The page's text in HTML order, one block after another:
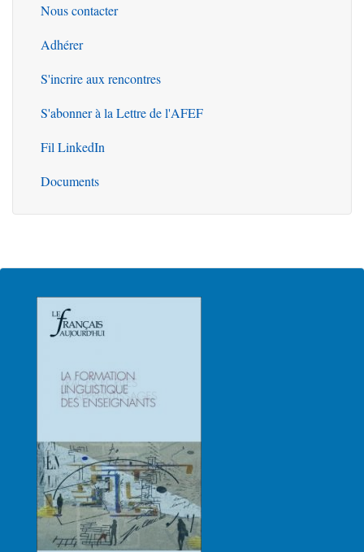
Outils
Nous contacter
Adhérer
S'incrire aux rencontres
S'abonner à la Lettre de l'AFEF
Fil LinkedIn
Documents